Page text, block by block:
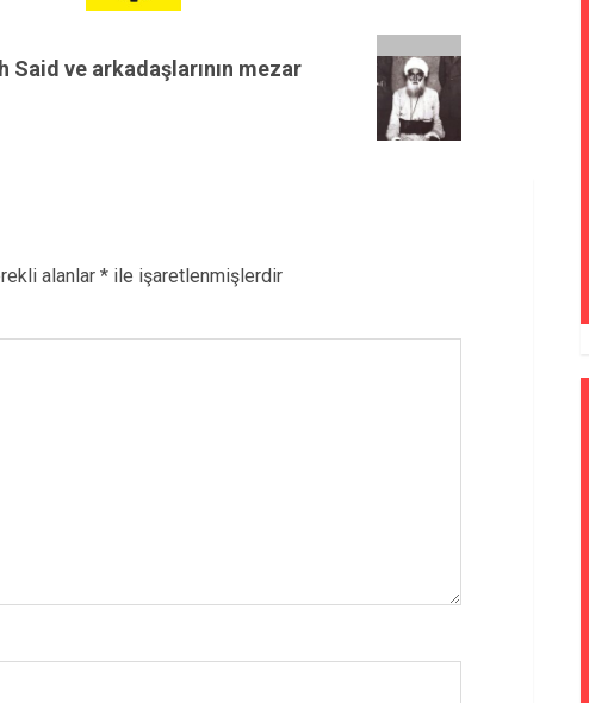
Said ve arkadaşlarının mezar
alanlar * ile işaretlenmişlerdir